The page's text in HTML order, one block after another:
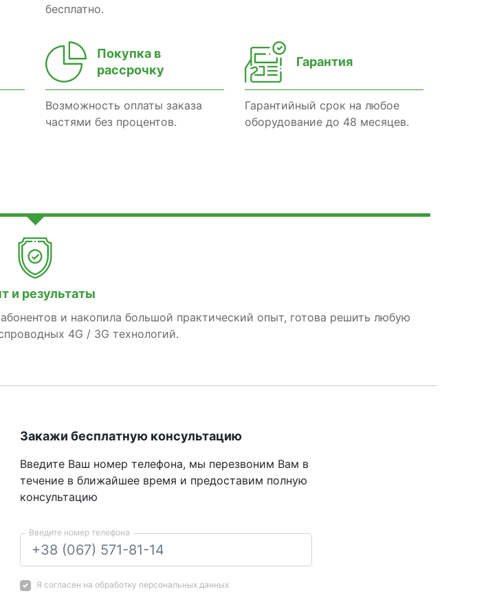
бесплатно.
Покупка в
рассрочку
Возможность оплаты заказа
частями без процентов.
Гарантия
Гарантийный срок на любое
оборудование до 48 месяцев.
и результаты
и накопила большой практический опыт, готова решить любую
4G / 3G технологий.
Закажи бесплатную консультацию
Введите Ваш номер телефона, мы перезвоним Вам в
течение в ближайшее время и предоставим полную
консультацию
Введите номер телефона
Я согласен на обработку персональных данных